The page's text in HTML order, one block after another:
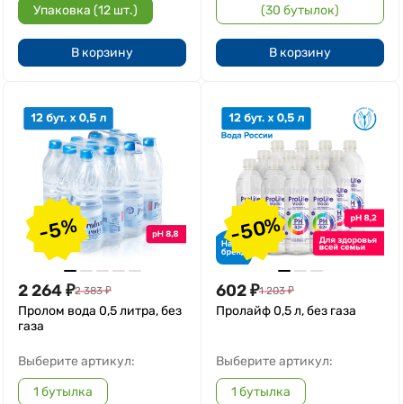
Упаковка (12 шт.)
В корзину
(30 бутылок)
В корзину
-5%
2 264₽2 383 ₽
Пролом вода 0,5 литра, без
газа
Выберите артикул:
1 бутылка
-50%
602₽1 203 ₽
Пролайф 0,5 л, без газа
Выберите артикул:
1 бутылка